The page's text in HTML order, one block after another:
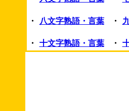
・ 八文字熟語・言葉 ・
・ 十文字熟語・言葉 ・